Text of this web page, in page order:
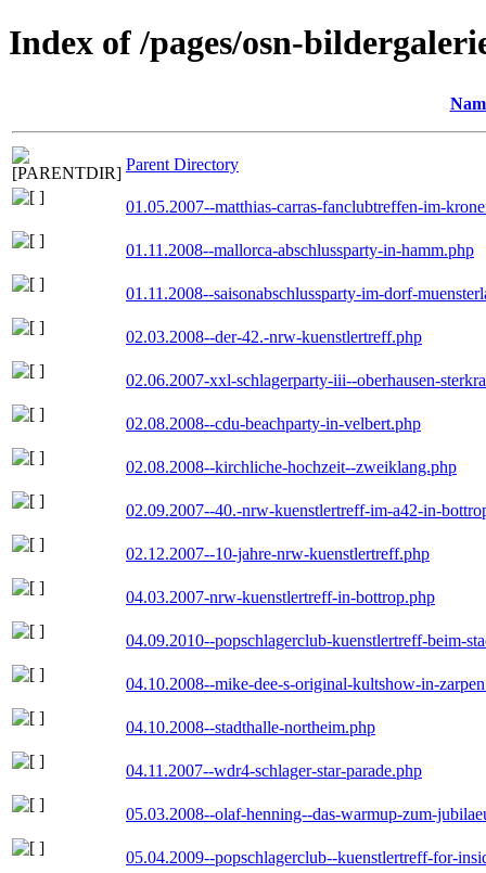
Index of /pages/osn-
Parent Directory
01.05.2007--matthias-carras-fanclubtreffen-im-
01.11.2008--mallorca-abschlussparty-in-hamm.php
01.11.2008--saisonabschlussparty-im-dorf-
02.03.2008--der-42.-nrw-kuenstlertreff.php
02.06.2007-xxl-schlagerparty-iii--oberhausen-
02.08.2008--cdu-beachparty-in-velbert.php
02.08.2008--kirchliche-hochzeit--zweiklang.php
02.09.2007--40.-nrw-kuenstlertreff-im-a42-in-
02.12.2007--10-jahre-nrw-kuenstlertreff.php
04.03.2007-nrw-kuenstlertreff-in-bottrop.php
04.09.2010--popschlagerclub-kuenstlertreff-beim-
04.10.2008--mike-dee-s-original-kultshow-in-
04.10.2008--stadthalle-northeim.php
04.11.2007--wdr4-schlager-star-parade.php
05.03.2008--olaf-henning--das-warmup-zum-
05.04.2009--popschlagerclub--kuenstlertreff-for-